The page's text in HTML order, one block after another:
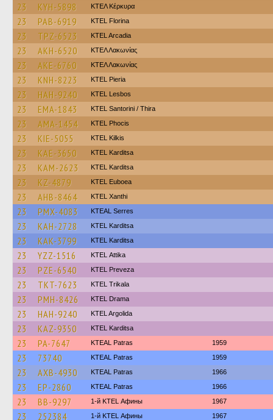
23 KYH-5898 ΚΤΕΛ Κέρκυρα
23 PAB-6919 KTEL Florina
23 TPZ-6523 KTEL Arcadia
23 AKH-6520 ΚΤΕΛ Λακωνίας
23 AKE-6760 ΚΤΕΛ Λακωνίας
23 KNH-8223 KTEL Pieria
23 HAH-9240 KTEL Lesbos
23 EMA-1843 KTEL Santorini / Thira
23 AMA-1454 ΚΤΕL Phocis
23 KIE-5055 KTEL Kilkis
23 KAE-3650 ΚΤΕL Karditsa
23 KAM-2623 ΚΤΕL Karditsa
23 KZ-4879 ΚΤΕL Euboea
23 AHB-8464 KTEL Xanthi
23 PMX-4083 KTEAL Serres
23 KAH-2728 ΚΤΕL Karditsa
23 KAK-3799 ΚΤΕL Karditsa
23 YZZ-1516 KΤΕL Αttika
23 PZE-6540 KTEL Preveza
23 TKT-7623 ΚΤΕL Τrikala
23 PMH-8426 KTEL Drama
23 HAH-9240 KTEL Argolida
23 KAZ-9350 ΚΤΕL Karditsa
23 PA-7647 KTEAL Patras 1959
23 73740 KTEAL Patras 1959
23 AXB-4930 KTEAL Patras 1966
23 EP-2860 KTEAL Patras 1966
23 BB-9297 1-й KTEL Афины 1967
23 252384 1-й KTEL Афины 1967